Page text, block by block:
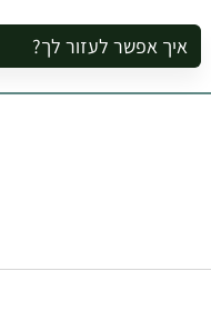
איך אפשר לעזור לך?
להזמין סיור לקבוצה